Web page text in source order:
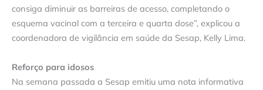
consiga diminuir as barreiras de acesso, completando o
esquema vacinal com a terceira e quarta dose”, explicou a
coordenadora de vigilância em saúde da Sesap, Kelly Lima.
Reforço para idosos
Na semana passada a Sesap emitiu uma nota informativa